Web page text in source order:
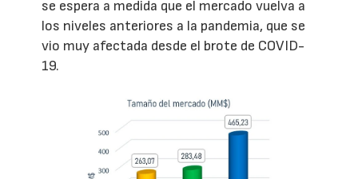
se espera a medida que el mercado vuelva a
los niveles anteriores a la pandemia, que se
vio muy afectada desde el brote de COVID-
19.